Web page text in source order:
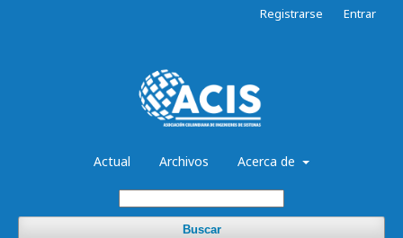
Actual Archivos Acerca de
Buscar
Registrarse Entrar